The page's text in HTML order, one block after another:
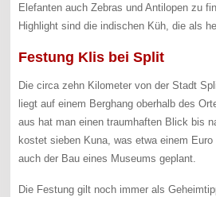
Elefanten auch Zebras und Antilopen zu
Highlight sind die indischen Küh, die als
Festung Klis bei Split
Die circa zehn Kilometer von der Stadt
liegt auf einem Berghang oberhalb des
aus hat man einen traumhaften Blick bis
kostet sieben Kuna, was etwa einem
auch der Bau eines Museums geplant.
Die Festung gilt noch immer als